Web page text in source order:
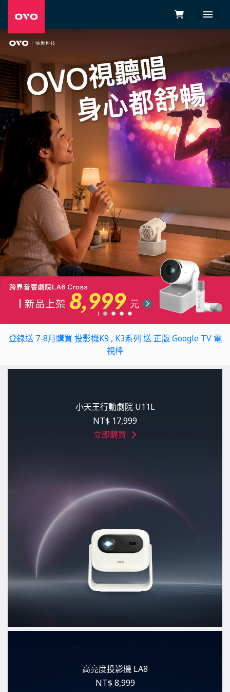
登錄送 7-8月購買 投影機K9 , K3系列 送 正版 Google TV 電
視棒
小天王行動劇院 U11L
NT$ 17,999
立即購買
高亮度投影機 LA8
NT$ 8,999